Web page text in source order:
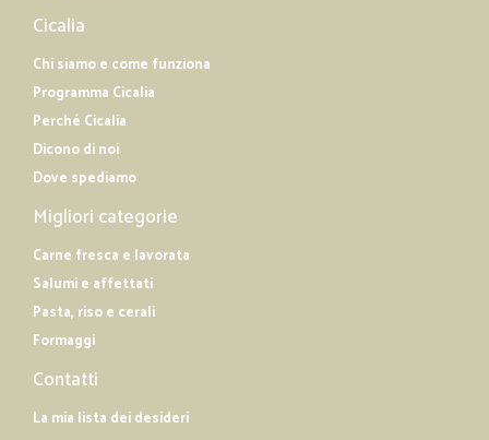
Cicalia
Chi siamo e come funziona
Programma Cicalia
Perché Cicalia
Dicono di noi
Dove spediamo
Migliori categorie
Carne fresca e lavorata
Salumi e affettati
Pasta, riso e cerali
Formaggi
Contatti
La mia lista dei desideri